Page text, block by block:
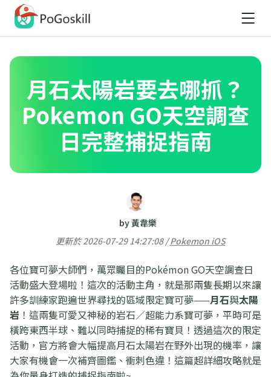
月石太陽岩要去哪抓？
Pokemon GO天空調查
日完整捕捉指南
by 黃韋樂
更新於 2026-07-29 14:27:08 /Pokemon iOS
各位寶可夢大師們，萬眾矚目的Pokémon GO天空調查日
活動盛大登場啦！這次的活動主角，就是那兩隻長期以來讓
許多訓練家跑遍世界尋找的區域限定寶可夢——月石與太陽
岩 ！這兩隻可愛又神秘的岩石／超能力系寶可夢，平時可是
橫跨東西半球、難以同時捕捉的稀有寶貝！透過這次的限定
活動，官方將會大幅提高月石太陽岩在野外出現的機率，讓
大家有機會一次補齊圖鑑、衝刺色違！這篇超詳細攻略就是